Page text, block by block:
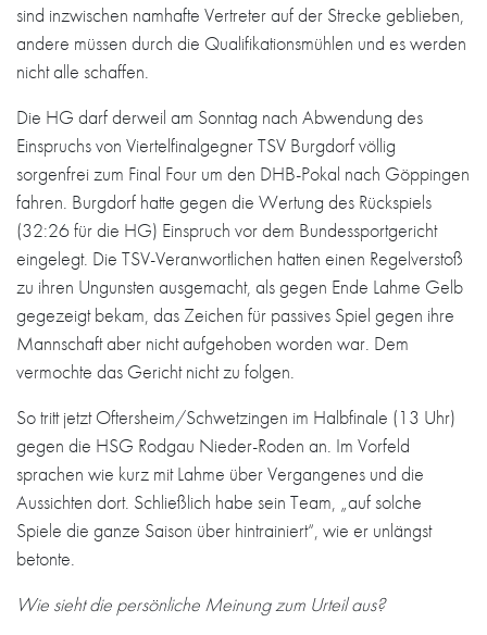
sind inzwischen namhafte Vertreter auf der Strecke geblieben,
andere müssen durch die Qualifikationsmühlen und es werden
nicht alle schaffen.
Die HG darf derweil am Sonntag nach Abwendung des
Einspruchs von Viertelfinalgegner TSV Burgdorf völlig
sorgenfrei zum Final Four um den DHB-Pokal nach Göppingen
fahren. Burgdorf hatte gegen die Wertung des Rückspiels
(32:26 für die HG) Einspruch vor dem Bundessportgericht
eingelegt. Die TSV-Veranwortlichen hatten einen Regelverstoß
zu ihren Ungunsten ausgemacht, als gegen Ende Lahme Gelb
gegezeigt bekam, das Zeichen für passives Spiel gegen ihre
Mannschaft aber nicht aufgehoben worden war. Dem
vermochte das Gericht nicht zu folgen.
So tritt jetzt Oftersheim/Schwetzingen im Halbfinale (13 Uhr)
gegen die HSG Rodgau Nieder-Roden an. Im Vorfeld
sprachen wie kurz mit Lahme über Vergangenes und die
Aussichten dort. Schließlich habe sein Team, „auf solche
Spiele die ganze Saison über hintrainiert“, wie er unlängst
betonte.
Wie sieht die persönliche Meinung zum Urteil aus?